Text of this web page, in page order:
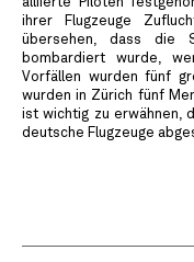
ihrer Flugzeuge
übersehen, dass die
bombardiert wurde,
Vorfällen wurden fünf
wurden in Zürich fünf
ist wichtig zu erwähnen,
deutsche Flugzeuge